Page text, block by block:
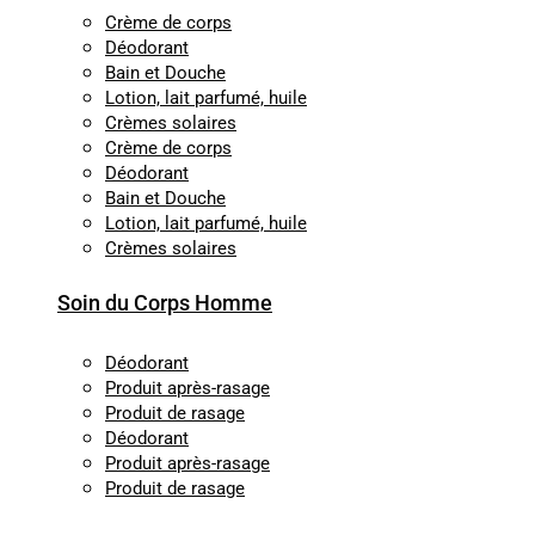
Crème de corps
Déodorant
Bain et Douche
Lotion, lait parfumé, huile
Crèmes solaires
Crème de corps
Déodorant
Bain et Douche
Lotion, lait parfumé, huile
Crèmes solaires
Soin du Corps Homme
Déodorant
Produit après-rasage
Produit de rasage
Déodorant
Produit après-rasage
Produit de rasage